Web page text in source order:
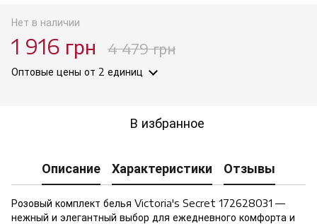
Нет в наличии
1 916 грн 4 479 грн
Оптовые цены от 2 единиц
В избранное
Описание Характеристики Отзывы
Розовый комплект белья Victoria's Secret 172628031 —
нежный и элегантный выбор для ежедневного комфорта и